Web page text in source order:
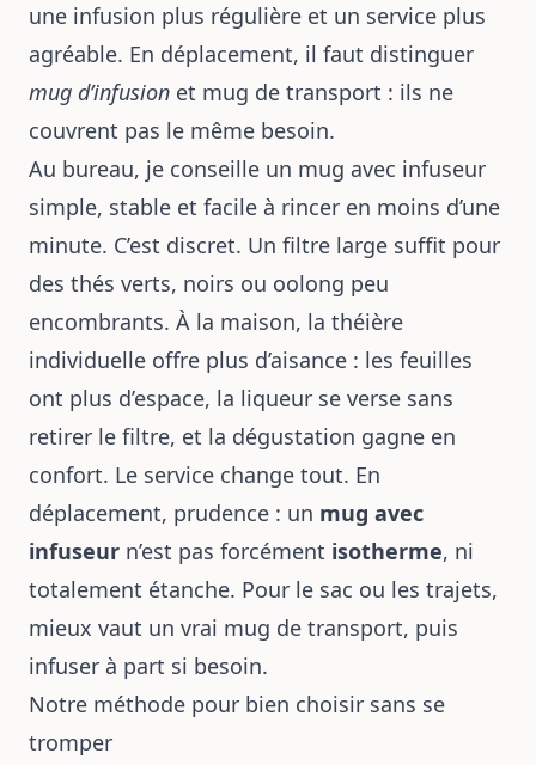
une infusion plus régulière et un service plus
agréable. En déplacement, il faut distinguer
mug d’infusion et mug de transport : ils ne
couvrent pas le même besoin.
Au bureau, je conseille un mug avec infuseur
simple, stable et facile à rincer en moins d’une
minute. C’est discret. Un filtre large suffit pour
des thés verts, noirs ou oolong peu
encombrants. À la maison, la théière
individuelle offre plus d’aisance : les feuilles
ont plus d’espace, la liqueur se verse sans
retirer le filtre, et la dégustation gagne en
confort. Le service change tout. En
déplacement, prudence : un mug avec
infuseur n’est pas forcément isotherme, ni
totalement étanche. Pour le sac ou les trajets,
mieux vaut un vrai mug de transport, puis
infuser à part si besoin.
Notre méthode pour bien choisir sans se
tromper